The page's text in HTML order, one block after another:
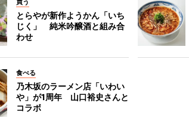
買う
とらやが新作ようかん「いち
じく」 純米吟醸酒と組み合
わせ
食べる
乃木坂のラーメン店「いわい
や」が1周年 山口裕史さんと
コラボ